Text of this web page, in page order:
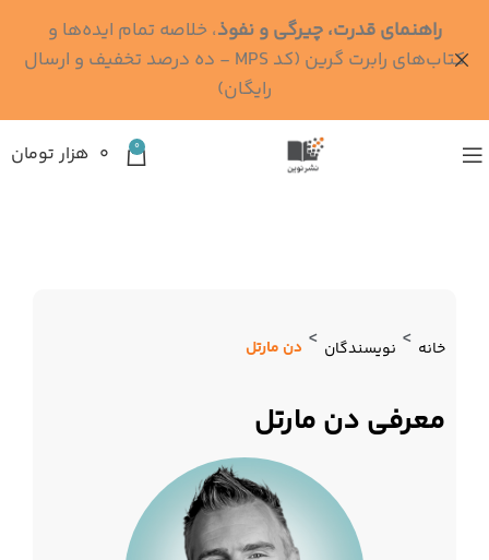
0 ۰ هزار تومان
خانه > نویسندگان > دن مارتل
معرفی دن مارتل
راهنمای قدرت، چیرگی و نفوذ، خلاصه تمام ایده‌ها و
کتاب‌های رابرت گرین (کد MPS - ده درصد تخفیف و ارسال
رایگان)